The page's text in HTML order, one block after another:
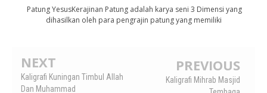
Patung YesusKerajinan Patung adalah karya seni 3 Dimensi yang
dihasilkan oleh para pengrajin patung yang memiliki
NEXT
Kaligrafi Kuningan Timbul Allah
Dan Muhammad
PREVIOUS
Kaligrafi Mihrab Masjid